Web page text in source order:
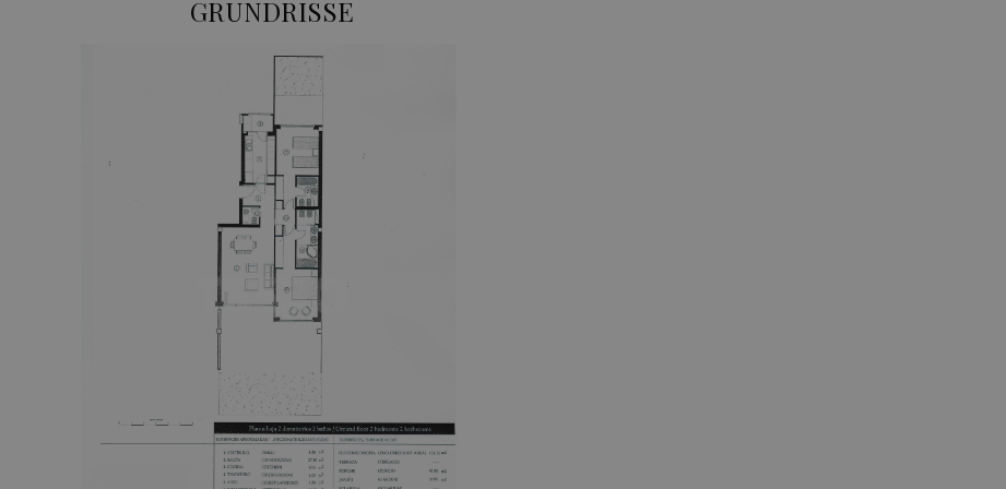
GRUNDRISSE